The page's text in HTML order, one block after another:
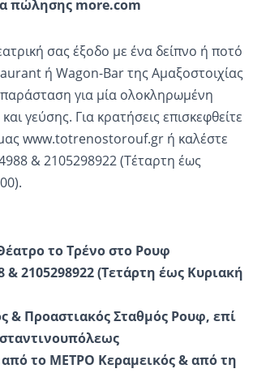
πώλησης more.com
σας έξοδο με ένα δείπνο ή ποτό
ή Wagon-Bar της Αμαξοστοιχίας
για μία ολοκληρωμένη
γεύσης. Για κρατήσεις επισκεφθείτε
www.totrenostorouf.gr ή καλέστε
& 2105298922 (Τέταρτη έως
το Τρένο στο Ρουφ
& 2105298922 (Τετάρτη έως Κυριακή
& Προαστιακός Σταθμός Ρουφ, επί
από το ΜΕΤΡΟ Κεραμεικός & από τη